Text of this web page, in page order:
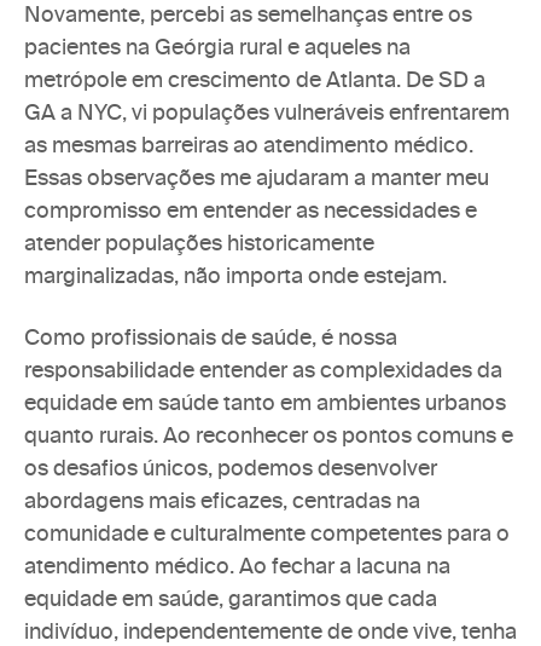
Novamente, percebi as semelhanças entre os
pacientes na Geórgia rural e aqueles na
metrópole em crescimento de Atlanta. De SD a
GA a NYC, vi populações vulneráveis enfrentarem
as mesmas barreiras ao atendimento médico.
Essas observações me ajudaram a manter meu
compromisso em entender as necessidades e
atender populações historicamente
marginalizadas, não importa onde estejam.
Como profissionais de saúde, é nossa
responsabilidade entender as complexidades da
equidade em saúde tanto em ambientes urbanos
quanto rurais. Ao reconhecer os pontos comuns e
os desafios únicos, podemos desenvolver
abordagens mais eficazes, centradas na
comunidade e culturalmente competentes para o
atendimento médico. Ao fechar a lacuna na
equidade em saúde, garantimos que cada
indivíduo, independentemente de onde vive, tenha